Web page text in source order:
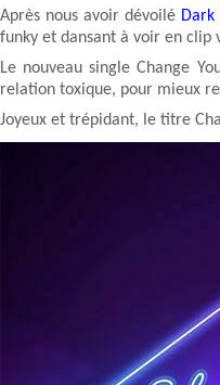
Après nous avoir dévoilé Dark
funky et dansant à voir en clip
Le nouveau single Change
relation toxique, pour mieux
Joyeux et trépidant, le titre